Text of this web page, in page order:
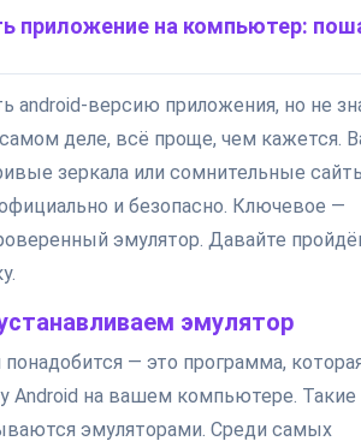
приложение на компьютер:
android-версию приложения, но не
самом деле, всё проще, чем кажется.
зеркала или сомнительные
и безопасно. Ключевое —
эмулятор. Давайте
эмулятор
— это программа,
Android на вашем компьютере. Такие
эмуляторами. Среди самых